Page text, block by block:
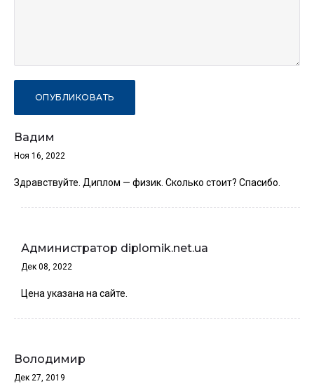
Вадим
Ноя 16, 2022
Здравствуйте. Диплом — физик. Сколько стоит? Спасибо.
Администратор diplomik.net.ua
Дек 08, 2022
Цена указана на сайте.
Володимир
Дек 27, 2019